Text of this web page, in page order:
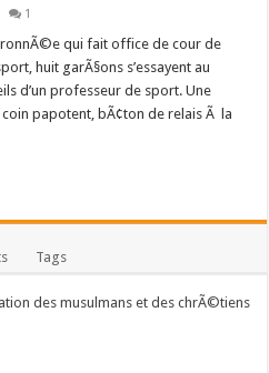
1
qui fait office de cour de
huit garÃ§ons s’essayent au
d’un professeur de sport. Une
papotent, bÃ¢ton de relais Ã la
Tags
des musulmans et des chrÃ©tiens